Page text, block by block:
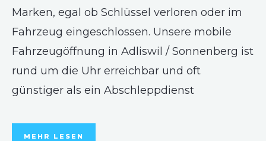
Marken, egal ob Schlüssel verloren oder im
Fahrzeug eingeschlossen. Unsere mobile
Fahrzeugöffnung in Adliswil / Sonnenberg ist
rund um die Uhr erreichbar und oft
günstiger als ein Abschleppdienst
MEHR LESEN